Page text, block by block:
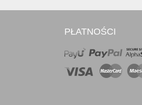
PŁATNOŚCI